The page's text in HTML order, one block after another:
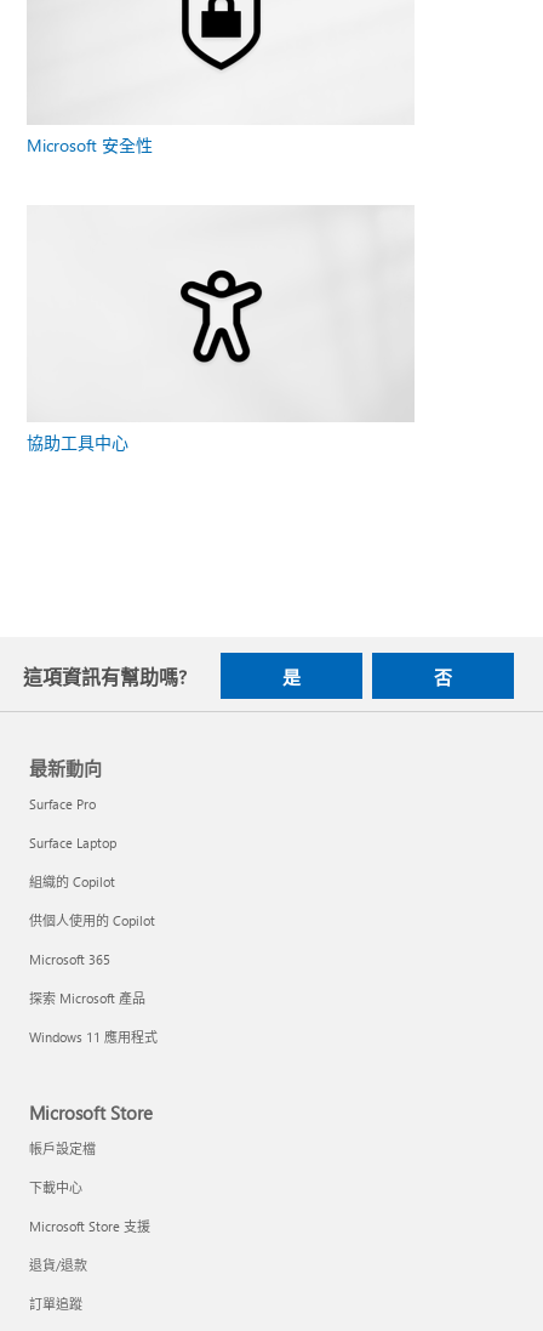
Microsoft 安全性
協助工具中心
這項資訊有幫助嗎? 是 否
最新動向
Surface Pro
Surface Laptop
組織的 Copilot
供個人使用的 Copilot
Microsoft 365
探索 Microsoft 產品
Windows 11 應用程式
Microsoft Store
帳戶設定檔
下載中心
Microsoft Store 支援
退貨/退款
訂單追蹤